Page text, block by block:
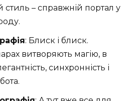
– справжній портал у
: Блиск і блиск.
витворяють магію, в
синхронність і